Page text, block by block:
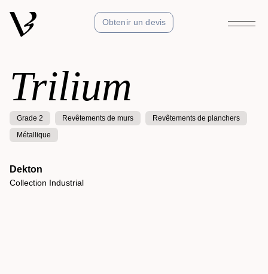
Obtenir un devis
Trilium
Grade 2 Revêtements de murs
Revêtements de planchers
Métallique
Dekton
Collection Industrial